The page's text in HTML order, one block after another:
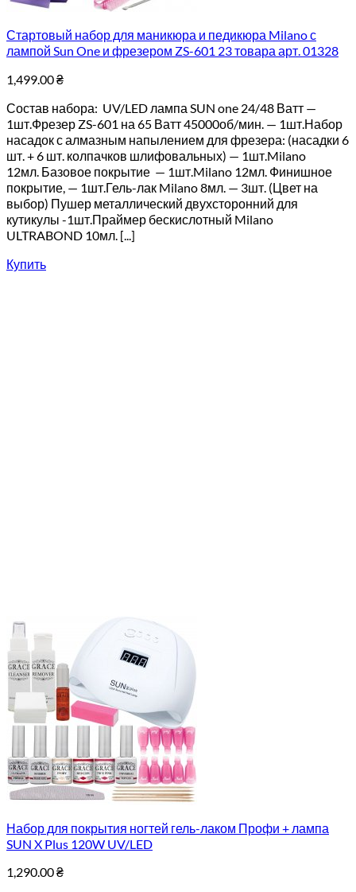
Стартовый набор для маникюра и педикюра Milano с
лампой Sun One и фрезером ZS-601 23 товара арт. 01328
1,499.00₴
Состав набора: UV/LED лампа SUN one 24/48 Ватт —
1шт.Фрезер ZS-601 на 65 Ватт 45000об/мин. — 1шт.Набор
насадок с алмазным напылением для фрезера: (насадки 6
шт. + 6 шт. колпачков шлифовальных) — 1шт.Milano
12мл. Базовое покрытие — 1шт.Milano 12мл. Финишное
покрытие, — 1шт.Гель-лак Milano 8мл. — 3шт. (Цвет на
выбор) Пушер металлический двухсторонний для
кутикулы -1шт.Праймер бескислотный Milano
ULTRABOND 10мл. [...]
Купить
Набор для покрытия ногтей гель-лаком Профи + лампа
SUN X Plus 120W UV/LED
1,290.00₴